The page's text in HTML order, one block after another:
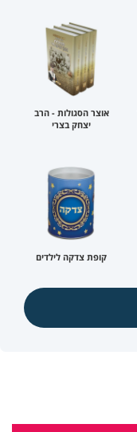
אוצר הסגולות - הרב
יצחק בצרי
קופת צדקה לילדים